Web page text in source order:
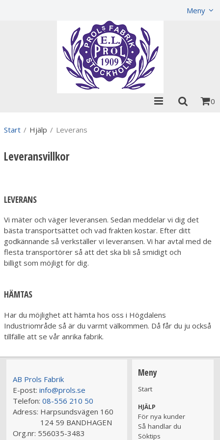
Meny
0
Start / Hjälp / Leverans
Leveransvillkor
LEVERANS
Vi mäter och väger leveransen. Sedan meddelar vi dig det
bästa transportsättet och vad frakten kostar. Efter ditt
godkännande så verkställer vi leveransen. Vi har avtal med de
flesta transportörer så att det ska bli så smidigt och
billigt som möjligt för dig.
HÄMTAS
Har du möjlighet att hämta hos oss i Högdalens
Industriområde så är du varmt välkommen. Då får du ju också
tillfälle att se vår anrika fabrik.
AB Prols Fabrik
E-post: info@prols.se
Telefon: 08-556 210 50
Adress: Harpsundsvägen 160
124 59 BANDHAGEN
Org.nr: 556035-3483
Meny
Start
HJÄLP
För nya kunder
Så handlar du
Söktips